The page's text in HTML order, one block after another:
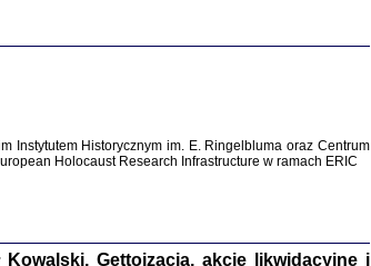
JEST POSIADAĆ DOM POD ZIEMIĄ ...
Instytutem Historycznym im. E. Ringelbluma oraz Centrum
Holocaust Research Infrastructure w ramach ERIC
Kowalski, Gettoizacja, akcje likwidacyjne i